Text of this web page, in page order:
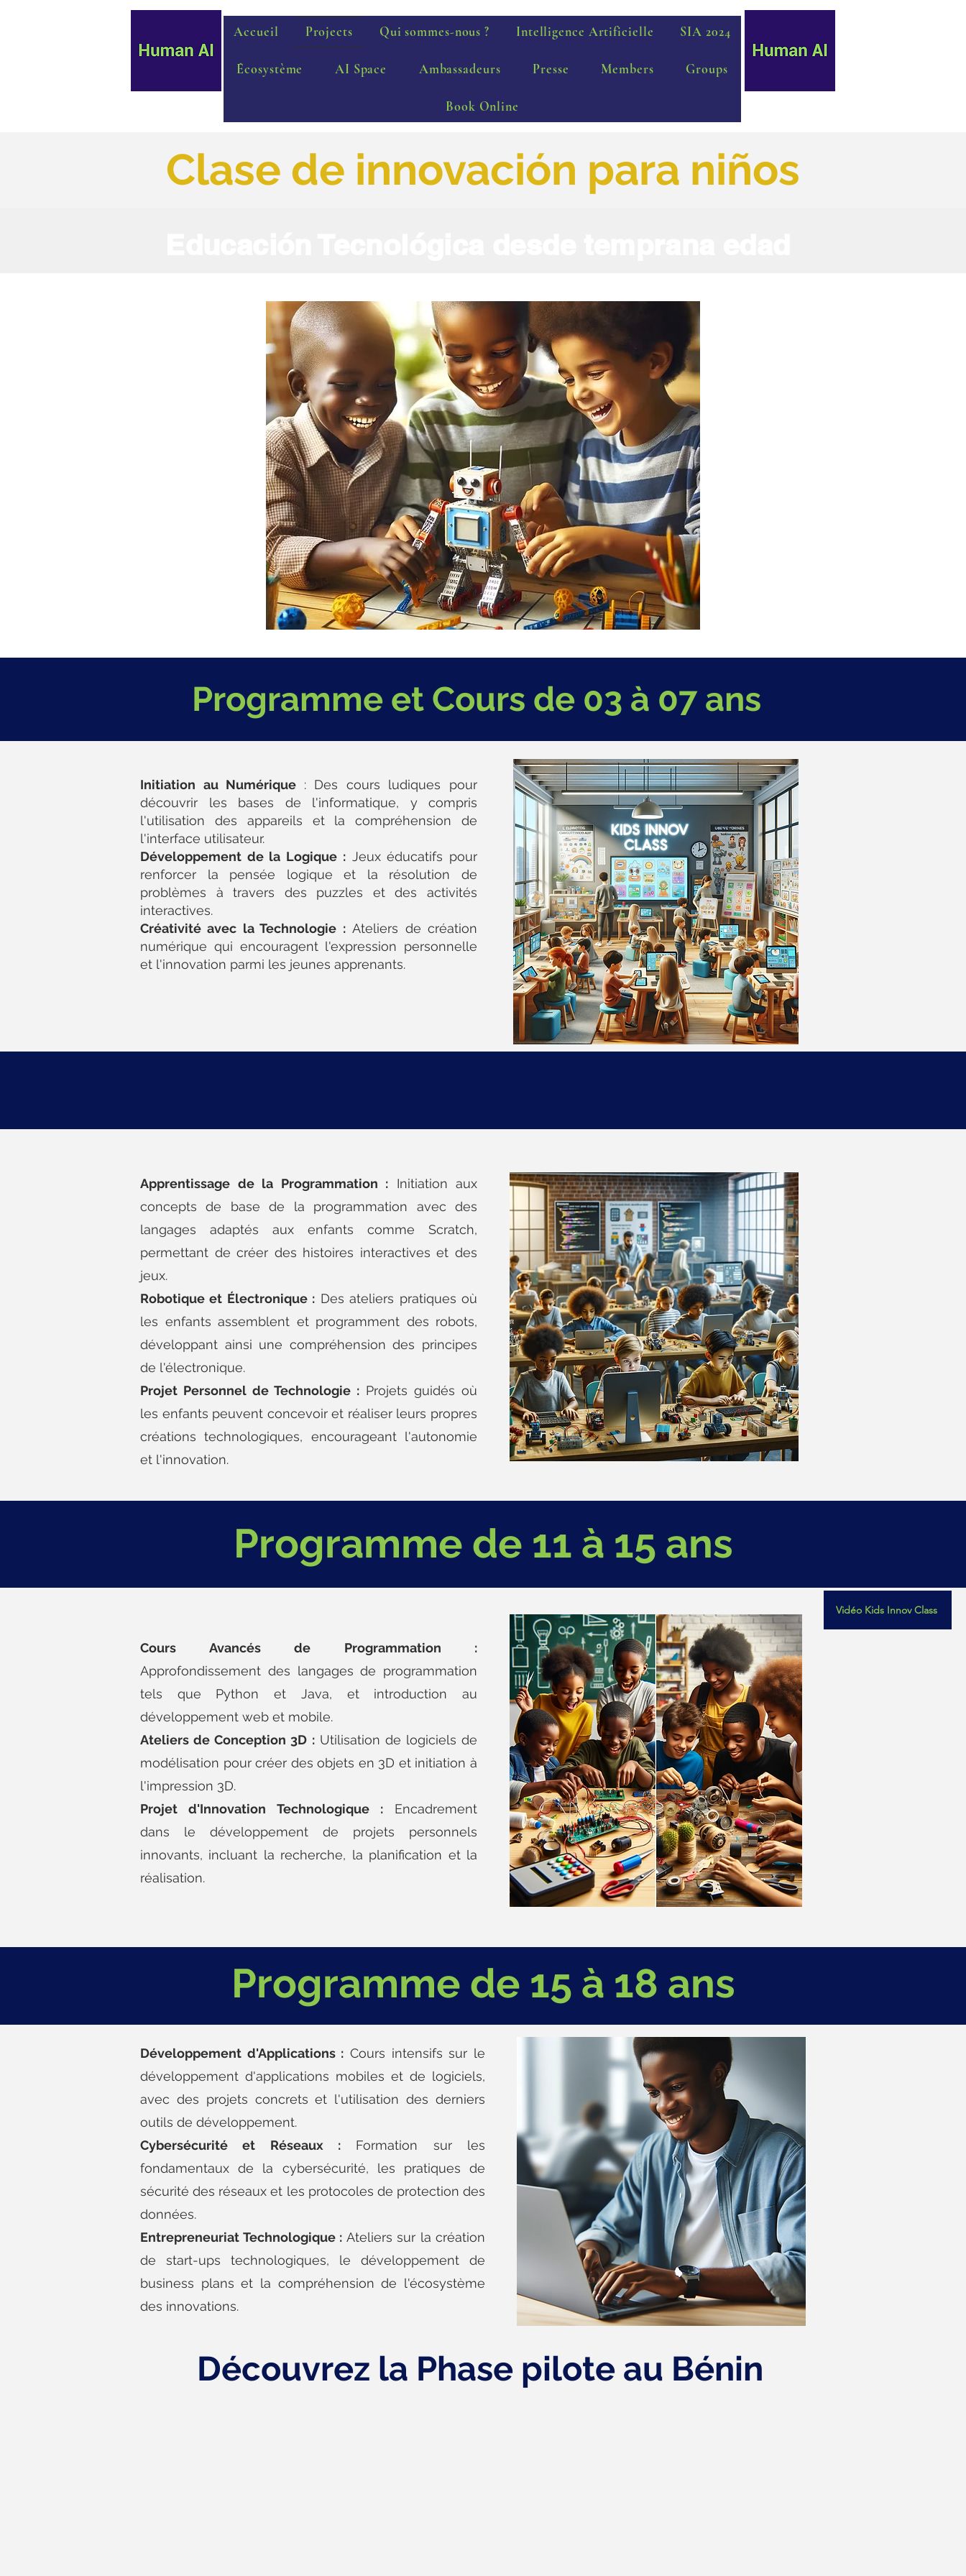
Accueil Projects Qui sommes-nous ? Intelligence Artificielle SIA 2024
Écosystème AI Space Ambassadeurs Presse Members Groups
Book Online
Vidéo Kids Innov Class
Clase de innovación para niños
Programme et Cours de 03 à 07 ans
Initiation au Numérique : Des cours ludiques pour
découvrir les bases de l'informatique, y compris
l'utilisation des appareils et la compréhension de
l'interface utilisateur.
Développement de la Logique :Jeux éducatifs pour
renforcer la pensée logique et la résolution de
problèmes à travers des puzzles et des activités
interactives.
Créativité avec la Technologie :Ateliers de création
numérique qui encouragent l'expression personnelle
et l'innovation parmi les jeunes apprenants.
Apprentissage de la Programmation : Initiation aux
concepts de base de la programmation avec des
langages adaptés aux enfants comme Scratch,
permettant de créer des histoires interactives et des
jeux.
Robotique et Électronique : Des ateliers pratiques où
les enfants assemblent et programment des robots,
développant ainsi une compréhension des principes
de l'électronique.
Projet Personnel de Technologie : Projets guidés où
les enfants peuvent concevoir et réaliser leurs propres
créations technologiques, encourageant l'autonomie
et l'innovation.
Programme de 11 à 15 ans
Cours Avancés de Programmation :
Approfondissement des langages de programmation
tels que Python et Java, et introduction au
développement web et mobile.
Ateliers de Conception 3D :Utilisation de logiciels de
modélisation pour créer des objets en 3D et initiation à
l'impression 3D.
Projet d'Innovation Technologique :Encadrement
dans le développement de projets personnels
innovants, incluant la recherche, la planification et la
réalisation.
Programme de 15 à 18 ans
Développement d'Applications : Cours intensifs sur le
développement d'applications mobiles et de logiciels,
avec des projets concrets et l'utilisation des derniers
outils de développement.
Cybersécurité et Réseaux : Formation sur les
fondamentaux de la cybersécurité, les pratiques de
sécurité des réseaux et les protocoles de protection des
données.
Entrepreneuriat Technologique : Ateliers sur la création
de start-ups technologiques, le développement de
business plans et la compréhension de l'écosystème
des innovations.
Découvrez la Phase pilote au Bénin